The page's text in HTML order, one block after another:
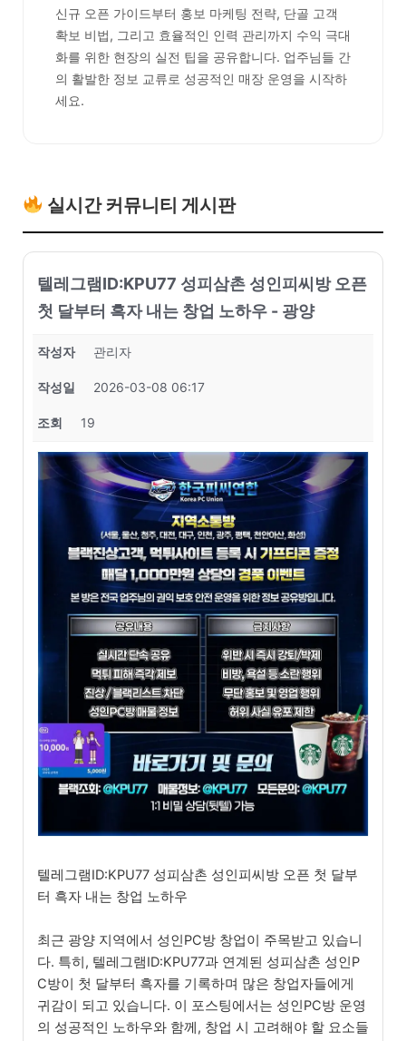
신규 오픈 가이드부터 홍보 마케팅 전략, 단골 고객
확보 비법, 그리고 효율적인 인력 관리까지 수익 극대
화를 위한 현장의 실전 팁을 공유합니다. 업주님들 간
의 활발한 정보 교류로 성공적인 매장 운영을 시작하
세요.
실시간 커뮤니티 게시판
텔레그램ID:KPU77 성피삼촌 성인피씨방 오픈
첫 달부터 흑자 내는 창업 노하우 - 광양
작성자 관리자
작성일 2026-03-08 06:17
조회 19
텔레그램ID:KPU77 성피삼촌 성인피씨방 오픈 첫 달부
터 흑자 내는 창업 노하우
최근 광양 지역에서 성인PC방 창업이 주목받고 있습니
다. 특히, 텔레그램ID:KPU77과 연계된 성피삼촌 성인P
C방이 첫 달부터 흑자를 기록하며 많은 창업자들에게
귀감이 되고 있습니다. 이 포스팅에서는 성인PC방 운영
의 성공적인 노하우와 함께, 창업 시 고려해야 할 요소들